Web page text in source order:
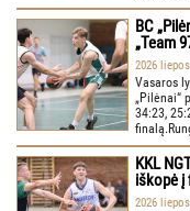
BC
„Team
2026
Vasaros
„Pilėnai“
34:23,
KKL
iškopė į
2026